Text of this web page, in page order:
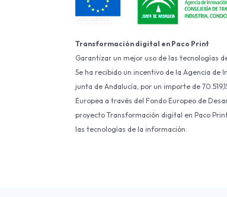
Transformación digital en Paco Print
Garantizar un mejor uso de las tecnologías
Se ha recibido un incentivo de la Agencia de
junta de Andalucía, por un importe de
Europea a través del Fondo Europeo de
proyecto Transformación digital en Paco
las tecnologías de la información.